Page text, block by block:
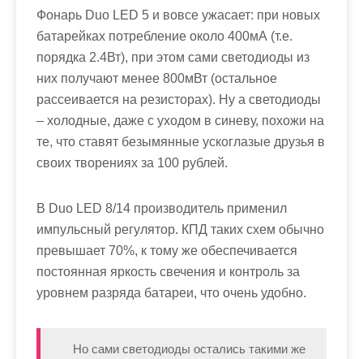
Фонарь Duo LED 5 и вовсе ужасает: при новых
батарейках потребление около 400мА (т.е.
порядка 2.4Вт), при этом сами светодиоды из
них получают менее 800мВт (остальное
рассеивается на резисторах). Ну а светодиоды
– холодные, даже с уходом в синеву, похожи на
те, что ставят безымянные ускоглазые друзья в
своих творениях за 100 рублей.
В Duo LED 8/14 производитель применил
импульсный регулятор. КПД таких схем обычно
превышает 70%, к тому же обеспечивается
постоянная яркость свечения и контроль за
уровнем разряда батареи, что очень удобно.
Но сами светодиоды остались такими же